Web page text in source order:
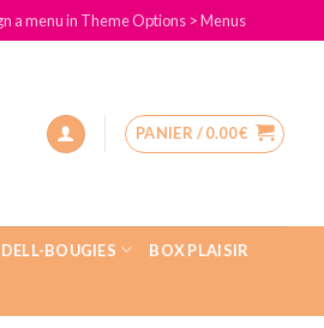
a menu in Theme Options > Menus
PANIER /0.00€
BOUGIES BOX PLAISIR